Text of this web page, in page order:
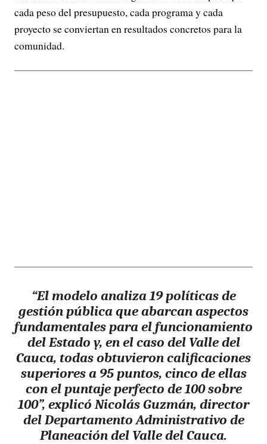
cada peso del presupuesto, cada programa y cada
proyecto se conviertan en resultados concretos para la
comunidad.
“El modelo analiza 19 políticas de
gestión pública que abarcan aspectos
fundamentales para el funcionamiento
del Estado y, en el caso del Valle del
Cauca, todas obtuvieron calificaciones
superiores a 95 puntos, cinco de ellas
con el puntaje perfecto de 100 sobre
100”, explicó Nicolás Guzmán, director
del Departamento Administrativo de
Planeación del Valle del Cauca.